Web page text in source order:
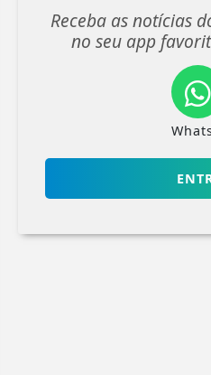
Receba as notícias
no seu app